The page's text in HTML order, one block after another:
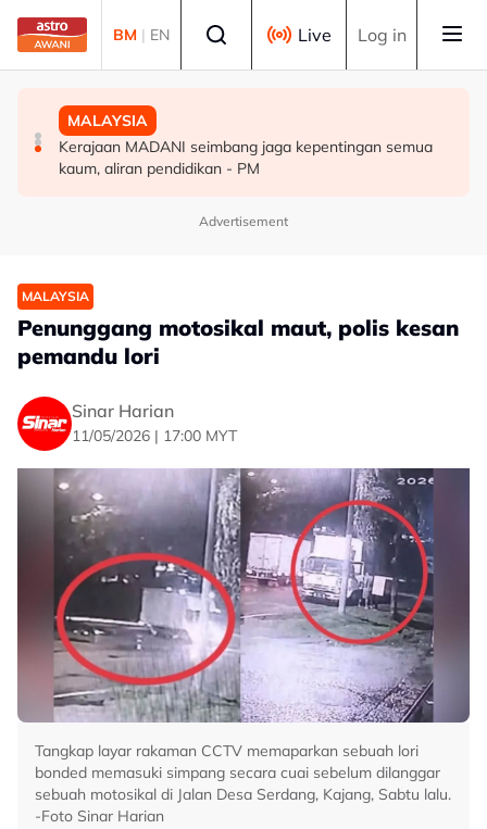
Skip to main content
BM | EN Live Log in
MALAYSIA
91.7 peratus pekerja tetap GLIC, GLC terima gaji
sekurang-kurangnya RM3,100 setakat akhir 2025
MALAYSIA
Malaysia, Kemboja komited perkukuh kerjasama
pertahanan
MALAYSIA
Kerajaan MADANI seimbang jaga kepentingan semua
kaum, aliran pendidikan - PM
Advertisement
MALAYSIA
Penunggang motosikal maut, polis kesan
pemandu lori
Sinar Harian
11/05/2026 | 17:00 MYT
Tangkap layar rakaman CCTV memaparkan sebuah lori
bonded memasuki simpang secara cuai sebelum dilanggar
sebuah motosikal di Jalan Desa Serdang, Kajang, Sabtu lalu.
-Foto Sinar Harian